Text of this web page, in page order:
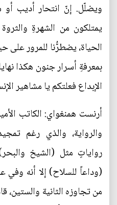
ويضلّل. إنّ انتحار أديب
يمتلكون من الشهرةِ
الحياة، يضطرُّنا للمرور على
بمعرفةِ أسرار جنون هكذا
الإبداع فعلتكم يا مشاهير
أرنست همنغواي: الكاتب
والرواية، والذي رغم
رواياتٍ مثل (الشيخ
من تجاوزه الثانية والستين،